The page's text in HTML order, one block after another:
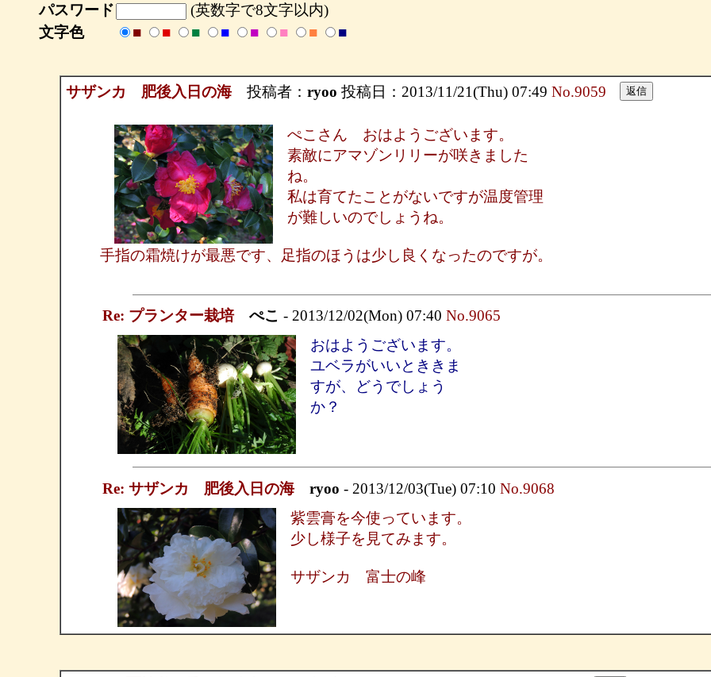
パスワード
(英数字で8文字以内)
文字色
■ ■ ■ ■ ■ ■ ■ ■
サザンカ 肥後入日の海投稿者： ryoo 投稿日：2013/11/21(Thu) 07:49 No.9059
ぺこさん おはようございます。
素敵にアマゾンリリーが咲きました
ね。
私は育てたことがないですが温度管理
が難しいのでしょうね。
手指の霜焼けが最悪です、足指のほうは少し良くなったのですが。
Re: プランター栽培 ぺこ - 2013/12/02(Mon) 07:40 No.9065
おはようございます。
ユベラがいいとききま
すが、どうでしょう
か？
Re: サザンカ 肥後入日の海 ryoo - 2013/12/03(Tue) 07:10 No.9068
紫雲膏を今使っています。
少し様子を見てみます。
サザンカ 富士の峰